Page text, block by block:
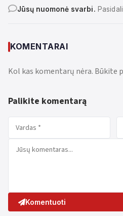
Jūsų nuomonė svarbi.
KOMENTARAI
Kol kas komentarų nėra. Būkite
Palikite komentarą
Komentuoti